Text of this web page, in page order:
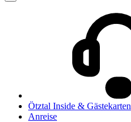
Ötztal Inside & Gästekarten
Anreise